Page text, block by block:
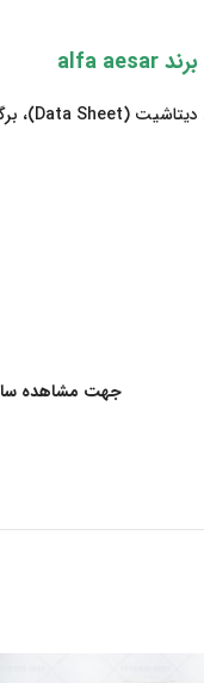
برند alfa aesar
جهت مشاهده